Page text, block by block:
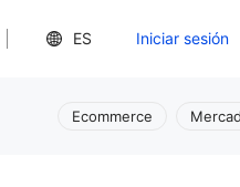
ES Iniciar sesión
Ecommerce